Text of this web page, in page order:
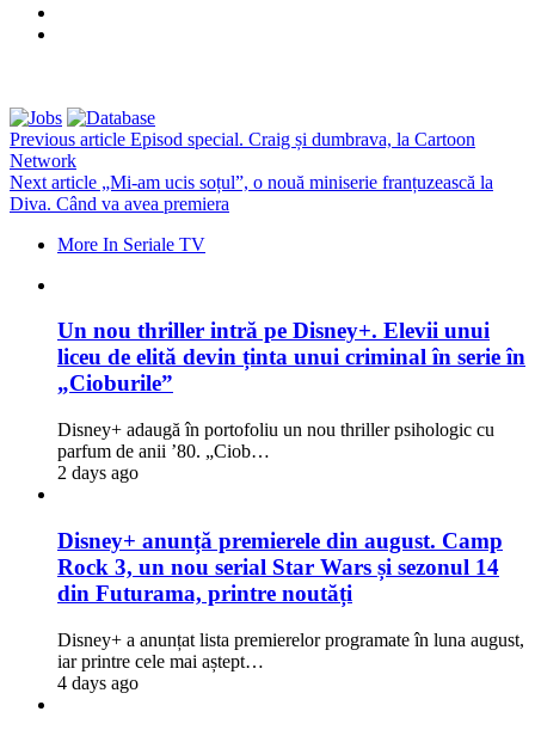
Previous article Episod special. Craig și dumbrava, la Cartoon
Network
Next article „Mi-am ucis soțul”, o nouă miniserie franțuzească la
Diva. Când va avea premiera
More In Seriale TV
Un nou thriller intră pe Disney+. Elevii unui
liceu de elită devin ținta unui criminal în serie în
„Cioburile”
Disney+ adaugă în portofoliu un nou thriller psihologic cu
parfum de anii ’80. „Ciob…
2 days ago
Disney+ anunță premierele din august. Camp
Rock 3, un nou serial Star Wars și sezonul 14
din Futurama, printre noutăți
Disney+ a anunțat lista premierelor programate în luna august,
iar printre cele mai aștept…
4 days ago